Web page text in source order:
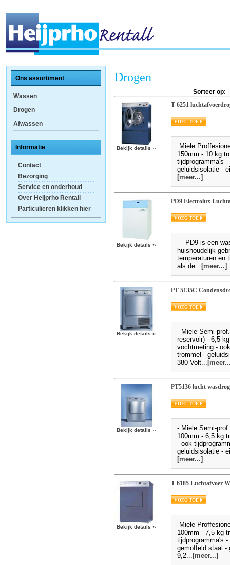
Ons assortiment
Wassen
Drogen
Afwassen
Informatie
Contact
Bezorging
Service en onderhoud
Over Heijprho Rentall
Particulieren klikken hier
Drogen
Sorteer op:
Bekijk details ››
T 6251
Miele
150mm - 10 kg
tijdprogramma's
geluidsisolatie -
[meer...]
Bekijk details ››
PD9 Electrolux
- PD9 is een
huishoudelijk
temperaturen
als de... [meer...]
Bekijk details ››
PT 5135C
- Miele Semi-
reservoir) - 6,5
vochtmeting -
trommel -
380 Volt...
Bekijk details ››
PT5136 lucht
- Miele Semi-
100mm - 6,5 kg
- ook
geluidsisolatie -
[meer...]
Bekijk details ››
T 6185 Luchtafvoer
Miele
100mm - 7,5 kg
tijdprogramma's
gemoffeld staal -
9,2... [meer...]